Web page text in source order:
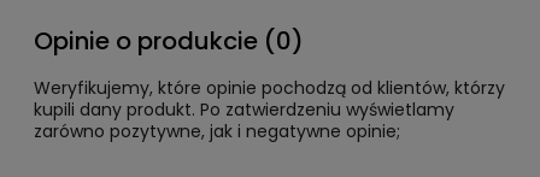
Opinie o produkcie (0)
Weryfikujemy, które opinie pochodzą od klientów, którzy
kupili dany produkt. Po zatwierdzeniu wyświetlamy
zarówno pozytywne, jak i negatywne opinie;